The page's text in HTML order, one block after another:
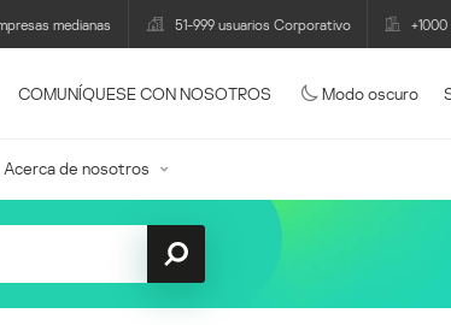
medianas 51-999 usuarios Corporativo
COMUNÍQUESE CON NOSOTROS Modo oscuro
Acerca de nosotros